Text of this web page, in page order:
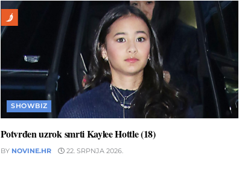
SHOWBIZ
Potvrđen uzrok smrti Kaylee Hottle (18)
BY NOVINE.HR 22. SRPNJA 2026.